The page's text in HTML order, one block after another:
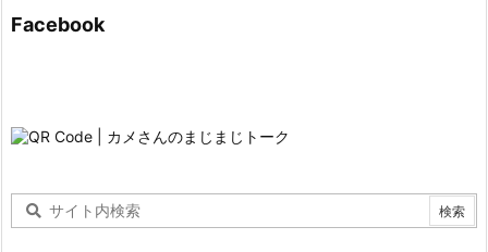
Facebook